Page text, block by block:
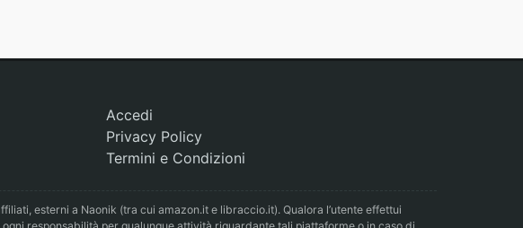
Accedi
Privacy Policy
Termini e Condizioni